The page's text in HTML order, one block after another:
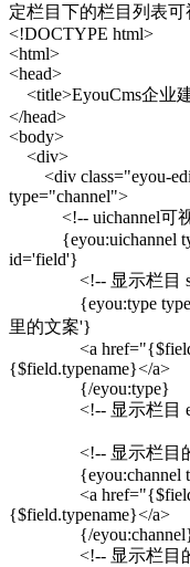
定栏目下的栏目列表可
<!DOCTYPE html>
<html>
<head>
<title>EyouCms企业
</head>
<body>
<div>
<div class="eyou-
type="channel">
<!-- uichannel可视
{eyou:uichannel
id='field'}
<!-- 显示栏目
{eyou:type
里的文案'}
<a
{$field.typename}</a>
{/eyou:type}
<!-- 显示栏目
<!-- 显示栏目的下
{eyou:channel
<a
{$field.typename}</a>
{/
<!-- 显示栏目的下